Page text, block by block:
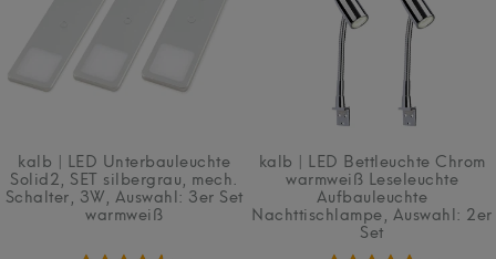
kalb | LED Unterbauleuchte
Solid2, SET silbergrau, mech.
Schalter, 3W , Auswahl: 3er Set
warmweiß
kalb | LED Bettleuchte Chrom
warmweiß Leseleuchte
Aufbauleuchte
Nachttischlampe , Auswahl: 2er
Set